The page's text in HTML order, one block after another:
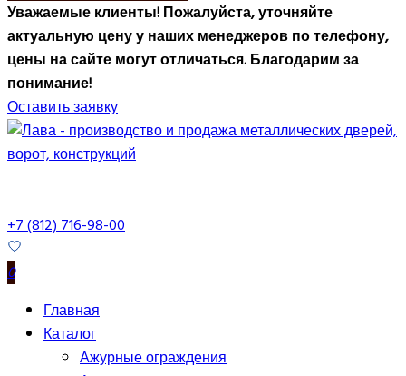
Уважаемые клиенты! Пожалуйста, уточняйте
актуальную цену у наших менеджеров по телефону,
цены на сайте могут отличаться. Благодарим за
понимание!
Оставить заявку
+7 (812) 716-98-00
0
Главная
Каталог
Ажурные ограждения